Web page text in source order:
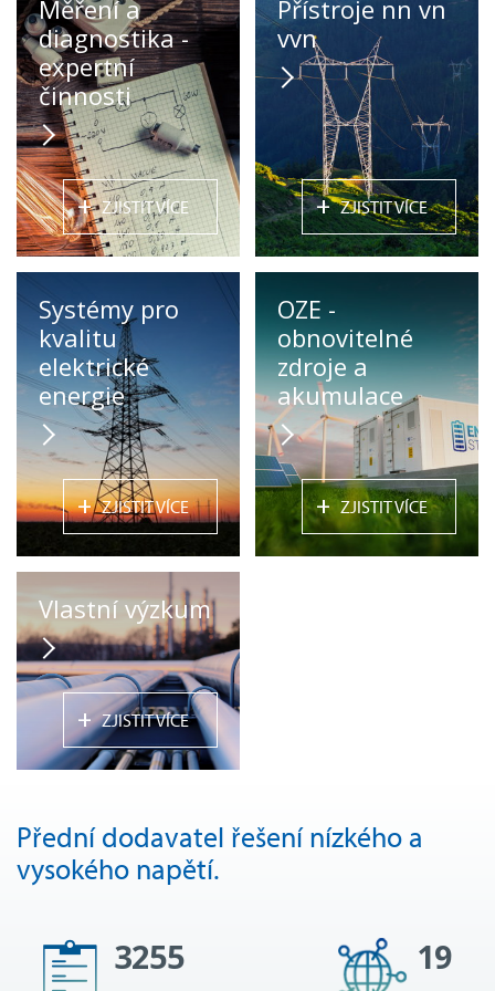
Měření a
diagnostika -
expertní
činnosti
+ ZJISTIT VÍCE
Přístroje nn vn
vvn
+ ZJISTIT VÍCE
Systémy pro
kvalitu
elektrické
energie
+ ZJISTIT VÍCE
OZE -
obnovitelné
zdroje a
akumulace
+ ZJISTIT VÍCE
Vlastní výzkum
+ ZJISTIT VÍCE
Přední dodavatel řešení nízkého a
vysokého napětí.
3255 19